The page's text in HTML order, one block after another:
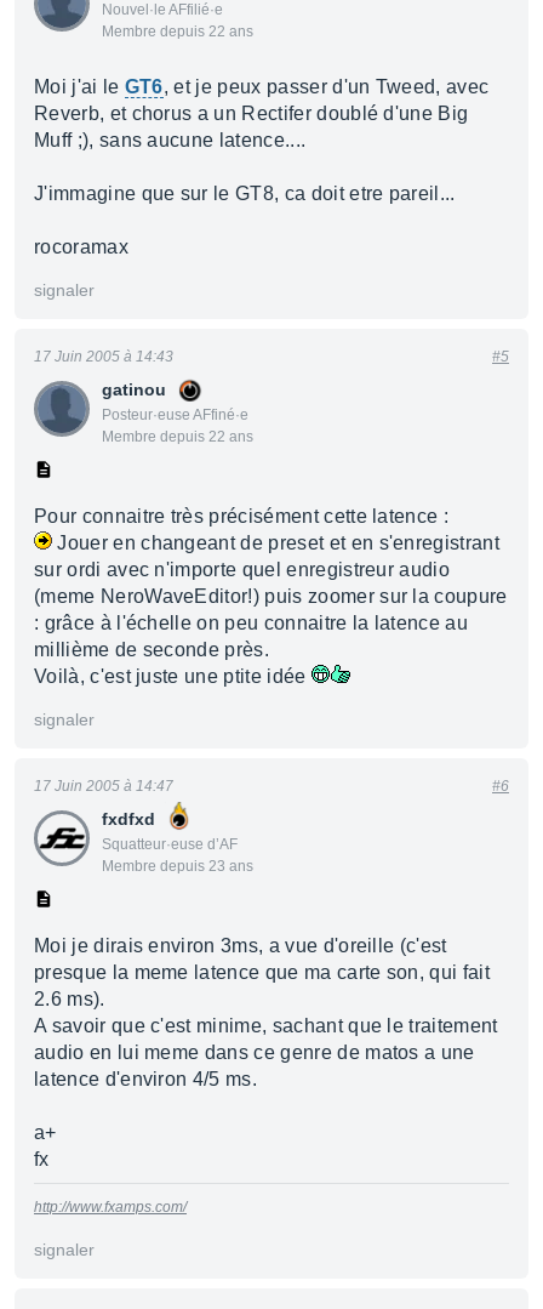
Nouvel·le AFfilié·e
Membre depuis 22 ans
Moi j'ai le GT6, et je peux passer d'un Tweed, avec
Reverb, et chorus a un Rectifer doublé d'une Big
Muff ;), sans aucune latence....
J'immagine que sur le GT8, ca doit etre pareil...
rocoramax
signaler
gatinou
Posteur·euse AFfiné·e
Membre depuis 22 ans
17 Juin 2005 à 14:43 #5
Pour connaitre très précisément cette latence :
Jouer en changeant de preset et en s'enregistrant
sur ordi avec n'importe quel enregistreur audio
(meme NeroWaveEditor!) puis zoomer sur la coupure
: grâce à l'échelle on peu connaitre la latence au
millième de seconde près.
Voilà, c'est juste une ptite idée
signaler
fxdfxd
Squatteur·euse d’AF
Membre depuis 23 ans
17 Juin 2005 à 14:47 #6
Moi je dirais environ 3ms, a vue d'oreille (c'est
presque la meme latence que ma carte son, qui fait
2.6 ms).
A savoir que c'est minime, sachant que le traitement
audio en lui meme dans ce genre de matos a une
latence d'environ 4/5 ms.
a+
fx
http://www.fxamps.com/
signaler